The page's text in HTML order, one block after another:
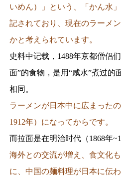
いめん）」という、「かん水
記されており、現在のラーメ
かと考えられています。
史料中记载，1488年京都僧侣
面”的食物，是用“咸水”煮过的
相同。
ラーメンが日本中に広まった
1912年）になってからです。
而拉面是在明治时代（1868年
海外との交流が増え、食文化
に、中国の麺料理が日本に伝わ